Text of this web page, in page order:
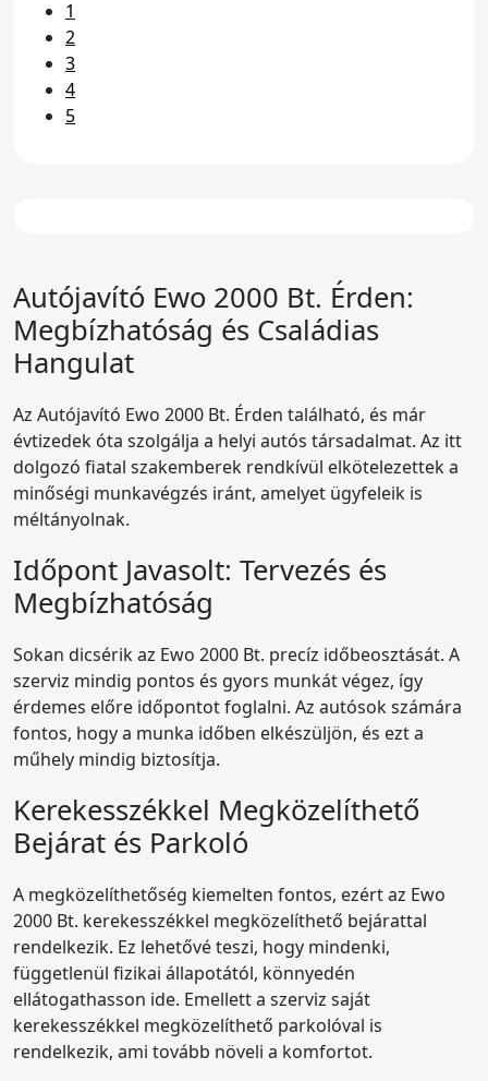
1
2
3
4
5
Autójavító Ewo 2000 Bt. Érden:
Megbízhatóság és Családias
Hangulat
Az Autójavító Ewo 2000 Bt. Érden található, és már
évtizedek óta szolgálja a helyi autós társadalmat. Az itt
dolgozó fiatal szakemberek rendkívül elkötelezettek a
minőségi munkavégzés iránt, amelyet ügyfeleik is
méltányolnak.
Időpont Javasolt: Tervezés és
Megbízhatóság
Sokan dicsérik az Ewo 2000 Bt. precíz időbeosztását. A
szerviz mindig pontos és gyors munkát végez, így
érdemes előre időpontot foglalni. Az autósok számára
fontos, hogy a munka időben elkészüljön, és ezt a
műhely mindig biztosítja.
Kerekesszékkel Megközelíthető
Bejárat és Parkoló
A megközelíthetőség kiemelten fontos, ezért az Ewo
2000 Bt. kerekesszékkel megközelíthető bejárattal
rendelkezik. Ez lehetővé teszi, hogy mindenki,
függetlenül fizikai állapotától, könnyedén
ellátogathasson ide. Emellett a szerviz saját
kerekesszékkel megközelíthető parkolóval is
rendelkezik, ami tovább növeli a komfortot.